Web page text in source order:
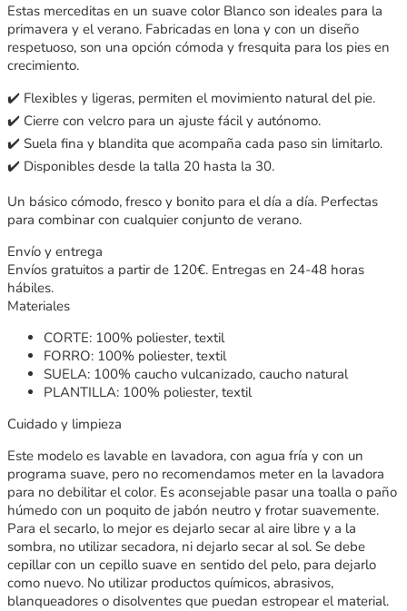
Estas merceditas en un suave color Blanco son ideales para la
primavera y el verano. Fabricadas en lona y con un diseño
respetuoso, son una opción cómoda y fresquita para los pies en
crecimiento.
✔️ Flexibles y ligeras, permiten el movimiento natural del pie.
✔️ Cierre con velcro para un ajuste fácil y autónomo.
✔️ Suela fina y blandita que acompaña cada paso sin limitarlo.
✔️ Disponibles desde la talla 20 hasta la 30.
Un básico cómodo, fresco y bonito para el día a día. Perfectas
para combinar con cualquier conjunto de verano.
Envío y entrega
Envíos gratuitos a partir de 120€. Entregas en 24-48 horas
hábiles.
Materiales
CORTE: 100% poliester, textil
FORRO: 100% poliester, textil
SUELA: 100% caucho vulcanizado, caucho natural
PLANTILLA: 100% poliester, textil
Cuidado y limpieza
Este modelo es lavable en lavadora, con agua fría y con un
programa suave, pero no recomendamos meter en la lavadora
para no debilitar el color. Es aconsejable pasar una toalla o paño
húmedo con un poquito de jabón neutro y frotar suavemente.
Para el secarlo, lo mejor es dejarlo secar al aire libre y a la
sombra, no utilizar secadora, ni dejarlo secar al sol. Se debe
cepillar con un cepillo suave en sentido del pelo, para dejarlo
como nuevo. No utilizar productos químicos, abrasivos,
blanqueadores o disolventes que puedan estropear el material.